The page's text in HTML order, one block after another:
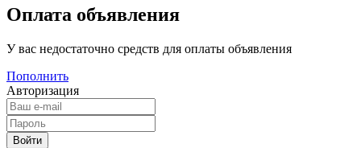
Оплата объявления
У вас недостаточно средств для оплаты объявления
Пополнить
Авторизация